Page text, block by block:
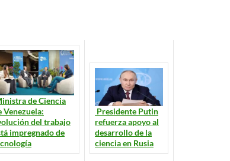
de Ciencia
Venezuela:
del trabajo
impregnado de
Presidente Putin
refuerza apoyo al
desarrollo de la
ciencia en Rusia